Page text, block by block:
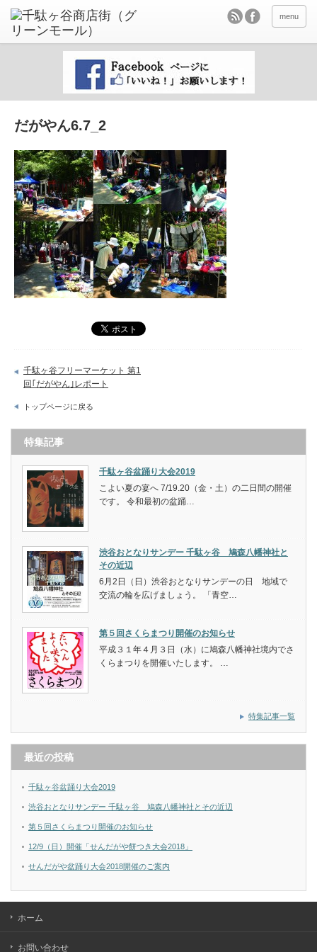
menu
だがやん6.7_2
千駄ヶ谷フリーマーケット 第1
回｢だがやん｣レポート
トップページに戻る
特集記事
千駄ヶ谷盆踊り大会2019
こよい夏の宴へ 7/19.20（金・土）の二日間の開催
です。 令和最初の盆踊…
渋谷おとなりサンデー 千駄ヶ谷 鳩森八幡神社と
その近辺
6月2日（日）渋谷おとなりサンデーの日 地域で
交流の輪を広げましょう。 「青空…
第５回さくらまつり開催のお知らせ
平成３１年４月３日（水）に鳩森八幡神社境内でさ
くらまつりを開催いたします。 …
特集記事一覧
最近の投稿
千駄ヶ谷盆踊り大会2019
渋谷おとなりサンデー 千駄ヶ谷 鳩森八幡神社とその近辺
第５回さくらまつり開催のお知らせ
12/9（日）開催「せんだがや餅つき大会2018」
せんだがや盆踊り大会2018開催のご案内
ホーム
お問い合わせ